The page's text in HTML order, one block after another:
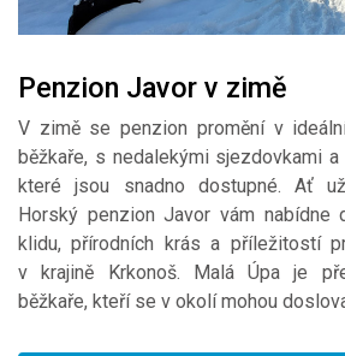
Penzion Javor v zimě
V zimě se penzion promění v
běžkaře, s nedalekými sjezdovkami
které jsou snadno dostupné. Ať
Horský penzion Javor vám nabídne
klidu, přírodních krás a příležitostí
v krajině Krkonoš. Malá Úpa je
běžkaře, kteří se v okolí mohou